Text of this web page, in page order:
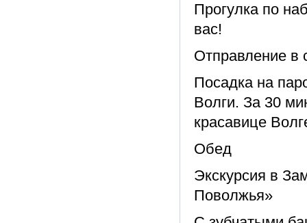
Прогулка по
вас!
Отправление в
Посадка на
Волги. За 30
красавице
Обед
Экскурсия в
Поволжья»